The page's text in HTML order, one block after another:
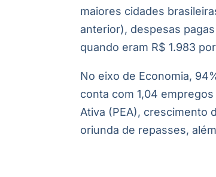
maiores cidades
anterior), despesas
quando eram R$ 1.983
No eixo de Economia,
conta com 1,04
Ativa (PEA), crescimento
oriunda de repasses,